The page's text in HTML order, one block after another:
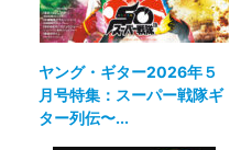
ヤング・ギター2026年５
月号特集：スーパー戦隊ギ
ター列伝〜...